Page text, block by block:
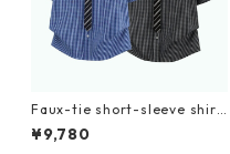
Faux-tie short-sleeve shirt
D0224
¥9,780